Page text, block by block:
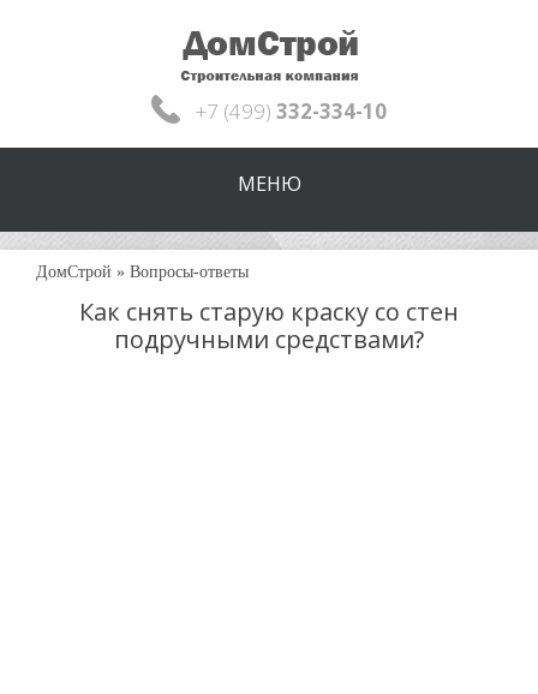
+7 (499) 332-334-10
МЕНЮ
ДомСтрой » Вопросы-ответы
Как снять старую краску со стен
подручными средствами?